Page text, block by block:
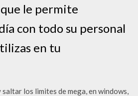
le permite
con todo su personal
en tu
los limites de mega, en windows,